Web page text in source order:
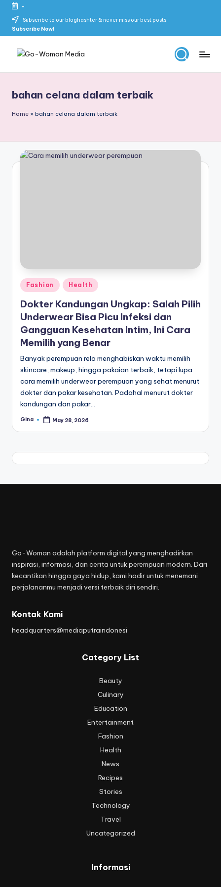
Skip
-
Subscribe to our bloghashter & never miss our best posts.
Subscribe Now!
-
W
m
a
Untuk
Wanita
Indonesia
bahan celana dalam terbaik
Home » bahan celana dalam terbaik
Posted
in
Fashion Health
Dokter Kandungan Ungkap: Salah Pilih
Underwear Bisa Picu Infeksi dan
Gangguan Kesehatan Intim, Ini Cara
Memilih yang Benar
Banyak perempuan rela menghabiskan waktu memilih
skincare, makeup, hingga pakaian terbaik, tetapi lupa
cara memilih underwear perempuan yang sehat menurut
dokter dan pakar kesehatan. Padahal menurut dokter
kandungan dan pakar…
Posted
Gina May 28, 2026
Go-Woman adalah platform digital yang menghadirkan
inspirasi, informasi, dan cerita untuk perempuan modern. Dari
kecantikan hingga gaya hidup, kami hadir untuk menemani
perjalananmu menjadi versi terbaik diri sendiri.
Kontak Kami
headquarters@mediaputraindonesi
Category List
Beauty
Culinary
Education
Entertainment
Fashion
Health
News
Recipes
Stories
Technology
Travel
Uncategorized
Informasi